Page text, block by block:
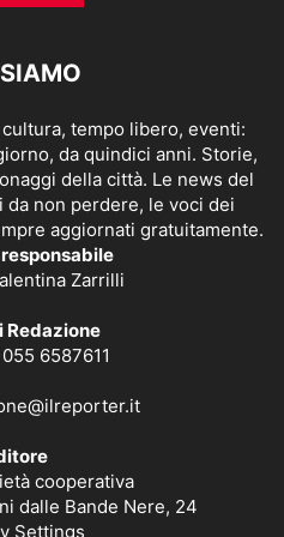
tempo libero, eventi:
da quindici anni. Storie,
della città. Le news del
non perdere, le voci dei
aggiornati gratuitamente.
Zarrilli
Redazione
6587611
cooperativa
dalle Bande Nere, 24
Settings